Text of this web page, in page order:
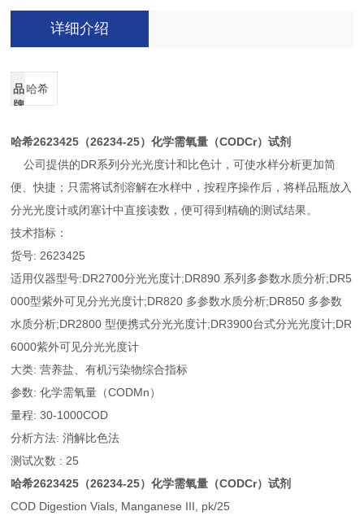
详细介绍
品
牌
哈希
哈希2623425（26234-25）化学需氧量（CODCr）试剂
公司提供的DR系列分光光度计和比色计，可使水样分析更加简
便、快捷；只需将试剂溶解在水样中，按程序操作后，将样品瓶放入
分光光度计或闭塞计中直接读数，便可得到精确的测试结果。
技术指标：
货号: 2623425
适用仪器型号:DR2700分光光度计;DR890 系列多参数水质分析;DR5
000型紫外可见分光光度计;DR820 多参数水质分析;DR850 多参数
水质分析;DR2800 型便携式分光光度计;DR3900台式分光光度计;DR
6000紫外可见分光光度计
大类: 营养盐、有机污染物综合指标
参数: 化学需氧量（CODMn）
量程: 30-1000COD
分析方法: 消解比色法
测试次数 : 25
哈希2623425（26234-25）化学需氧量（CODCr）试剂
COD Digestion Vials, Manganese III, pk/25